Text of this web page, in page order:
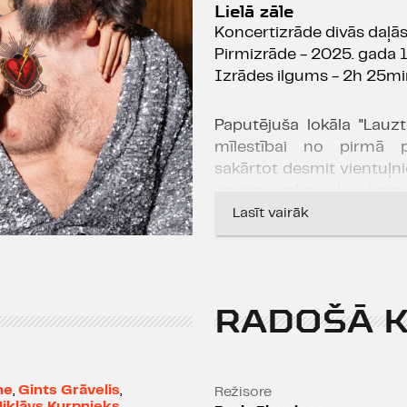
Lielā zāle
Koncertizrāde divās daļās
Pirmizrāde - 2025. gada
Izrādes ilgums - 2h
Paputējuša lokāla
mīlestībai no pirmā
sakārtot desmit
minūte un viena
atrast romantisku
demogrāfiskās krīzes.
Redzot, ka desmit
spuldzīšu gaismā par
Lasīt vairāk
, Gints Grāvelis,
RADOŠĀ
Režisore